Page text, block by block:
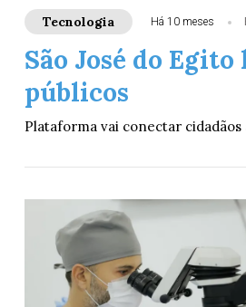
Tecnologia Há 10 meses
São José do
públicos
Plataforma vai conectar